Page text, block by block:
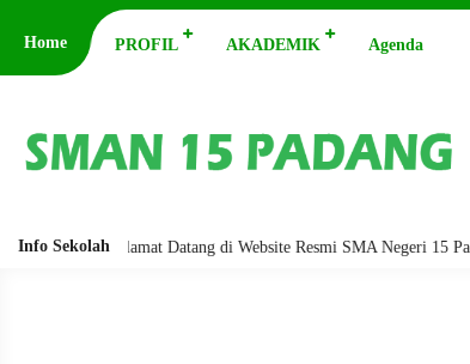
Home PROFIL AKADEMIK Agenda
Info SekolahSelamat Datang di Website Resmi SMA Negeri 15 Padang